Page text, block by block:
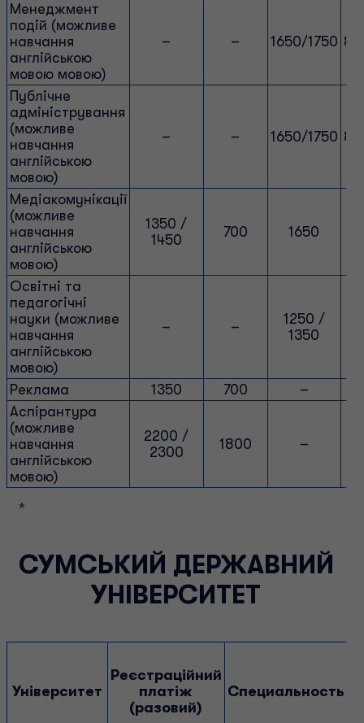
Менеджмент
подій (можливе
навчання
англійською
мовою мовою)
– – 1650/1750
Публічне
адміністрування
(можливе
навчання
англійською
мовою)
– – 1650/1750
Медіакомунікації
(можливе
навчання
англійською
мовою)
1350 /
1450
700 1650
Освітні та
педагогічні
науки (можливе
навчання
англійською
мовою)
– –
1250 /
1350
Реклама 1350 700
–
Аспірантура
(можливе
навчання
англійською
мовою)
2200 /
2300
1800 –
*
СУМСЬКИЙ ДЕРЖАВНИЙ
УНІВЕРСИТЕТ
Університет
Реєстраційний
платіж
(разовий)
Специальность